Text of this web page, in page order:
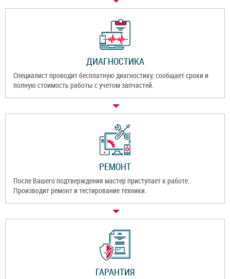
ДИАГНОСТИКА
Специалист проводит бесплатную диагностику, сообщает сроки и
полную стоимость работы с учетом запчастей.
РЕМОНТ
После Вашего подтверждения мастер приступает к работе.
Производит ремонт и тестирование техники.
ГАРАНТИЯ